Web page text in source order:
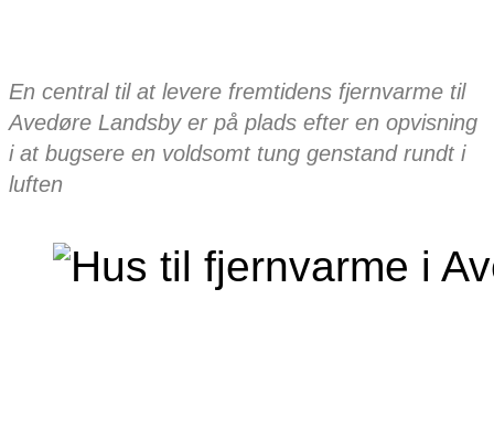
En central til at levere fremtidens fjernvarme til
Avedøre Landsby er på plads efter en opvisning
i at bugsere en voldsomt tung genstand rundt i
luften